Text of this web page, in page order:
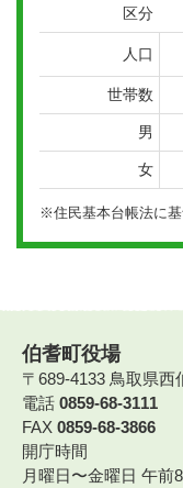
区分
人口
世帯数
男
女
※住民基本台帳法に基
伯耆町役場
〒689-4133 鳥取県
電話 0859-68-3111
FAX 0859-68-3866
開庁時間
月曜日〜金曜日 午前